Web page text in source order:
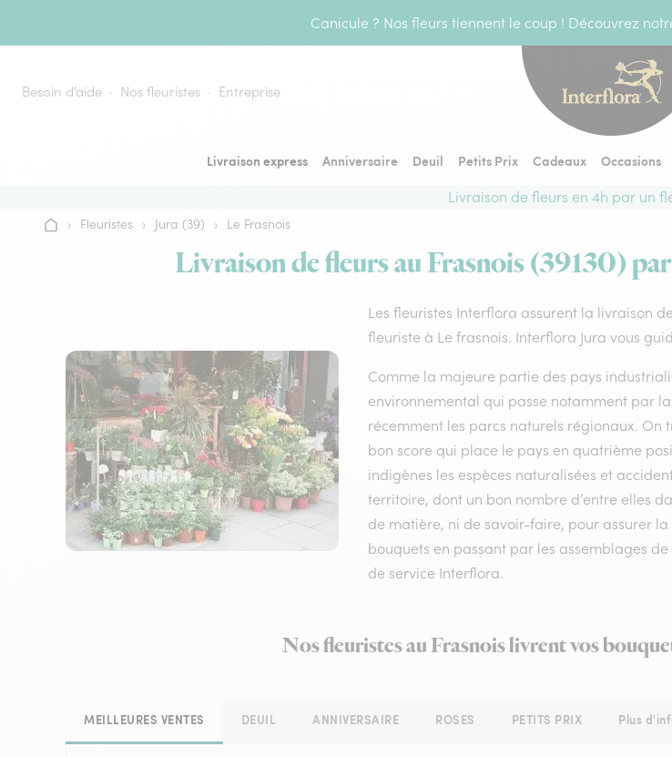
Canicule ? Nos fleurs tiennent le coup ! Découvrez
Besoin d’aide Nos fleuristes Entreprise
Livraison express Anniversaire Deuil Petits Prix Cadeaux Occasions
Livraison de fleurs en 4h par un
Accueil
› Fleuristes › Jura (39) › Le Frasnois
Livraison de fleurs au Frasnois (39130)
Les fleuristes Interflora assurent la livraison
fleuriste à Le frasnois. Interflora Jura vous
Comme la majeure partie des pays
environnemental qui passe notamment par
récemment les parcs naturels régionaux. On
bon score qui place le pays en quatrième
indigènes les espèces naturalisées et
territoire, dont un bon nombre d’entre elles
de matière, ni de savoir-faire, pour assurer
bouquets en passant par les assemblages
de service Interflora.
Nos fleuristes au Frasnois livrent vos
MEILLEURES VENTES DEUIL ANNIVERSAIRE ROSES PETITS PRIX Plus